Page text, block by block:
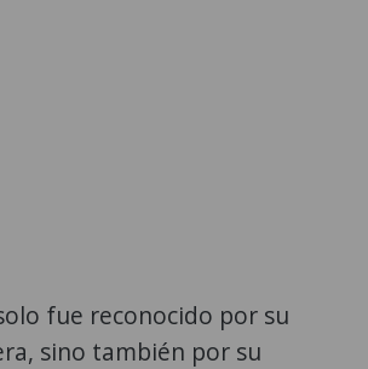
fue reconocido por su
sino también por su